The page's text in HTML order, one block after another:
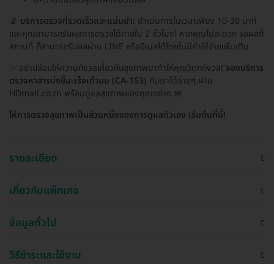
🔬 บริการตรวจที่รวดเร็วและแม่นยำ: ดำเนินการในเวลาเพียง 10-30 นาที
และคุณสามารถรับผลการตรวจได้ภายใน 2 ชั่วโมง! หากคุณไม่สะดวก รอผลที่
สถานที่ ก็สามารถรับผลผ่าน LINE หรืออีเมลได้โดยไม่มีค่าใช้จ่ายเพิ่มเติม
✨ อย่าปล่อยให้ความกังวลเกี่ยวกับสุขภาพมาทำให้คุณวิตกกังวล! จองบริการ
ตรวจหาสารบ่งชี้มะเร็งเต้านม (CA-153) กับเราได้ง่ายๆ ผ่าน
HDmall.co.th พร้อมดูแลสุขภาพของคุณอย่าง 📅
ให้การตรวจสุขภาพเป็นส่วนหนึ่งของการดูแลตัวเอง เริ่มต้นที่นี่!
รายละเอียด
เกี่ยวกับแพ็กเกจ
ข้อมูลทั่วไป
วิธีชำระและใช้งาน